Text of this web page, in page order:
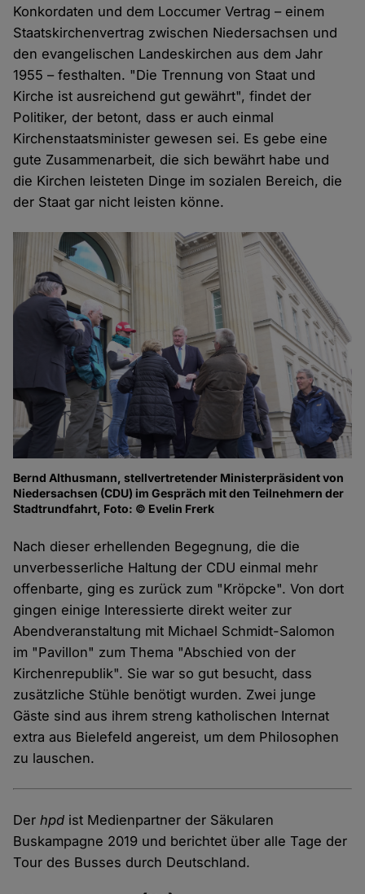
Konkordaten und dem Loccumer Vertrag – einem
Staatskirchenvertrag zwischen Niedersachsen und
den evangelischen Landeskirchen aus dem Jahr
1955 – festhalten. "Die Trennung von Staat und
Kirche ist ausreichend gut gewährt", findet der
Politiker, der betont, dass er auch einmal
Kirchenstaatsminister gewesen sei. Es gebe eine
gute Zusammenarbeit, die sich bewährt habe und
die Kirchen leisteten Dinge im sozialen Bereich, die
der Staat gar nicht leisten könne.
Bernd Althusmann, stellvertretender Ministerpräsident von
Niedersachsen (CDU) im Gespräch mit den Teilnehmern der
Stadtrundfahrt, Foto: © Evelin Frerk
Nach dieser erhellenden Begegnung, die die
unverbesserliche Haltung der CDU einmal mehr
offenbarte, ging es zurück zum "Kröpcke". Von dort
gingen einige Interessierte direkt weiter zur
Abendveranstaltung mit Michael Schmidt-Salomon
im "Pavillon" zum Thema "Abschied von der
Kirchenrepublik". Sie war so gut besucht, dass
zusätzliche Stühle benötigt wurden. Zwei junge
Gäste sind aus ihrem streng katholischen Internat
extra aus Bielefeld angereist, um dem Philosophen
zu lauschen.
Derhpd ist Medienpartner der Säkularen
Buskampagne 2019 und berichtet über alle Tage der
Tour des Busses durch Deutschland.